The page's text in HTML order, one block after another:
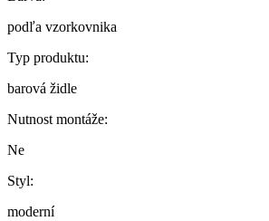
podľa vzorkovnika
Typ produktu:
barová židle
Nutnost montáže:
Ne
Styl:
moderní